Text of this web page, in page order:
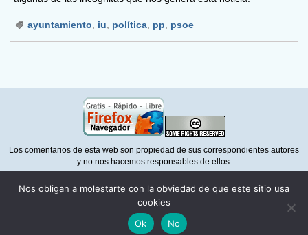
ayuntamiento iu política pp psoe
Los comentarios de esta web son propiedad de sus correspondientes autores
y no nos hacemos responsables de ellos.
respete la normativa delW3CcomoMozilla Firefox
Política de privacidad
Nos obligan a molestarte con la obviedad de que este sitio usa
cookies
Ok
No